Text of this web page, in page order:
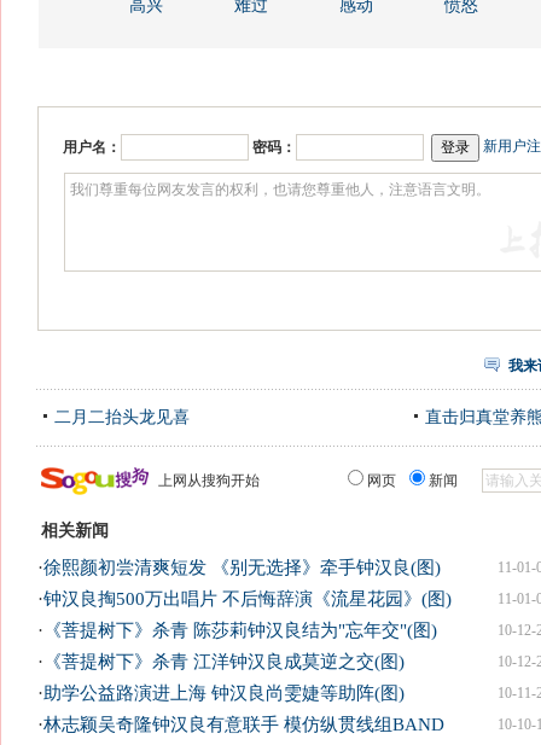
高兴 难过 感动 愤怒
用户名： 密码： 新用户
我来
二月二抬头龙见喜 直击归真堂养
上网从搜狗开始 网页 新闻
相关新闻
11-01-
·徐熙颜初尝清爽短发 《别无选择》牵手钟汉良(图)
11-01-
·钟汉良掏500万出唱片 不后悔辞演《流星花园》(图)
10-12-
· 《菩提树下》杀青 陈莎莉钟汉良结为"忘年交"(图)
10-12-
· 《菩提树下》杀青 江洋钟汉良成莫逆之交(图)
10-11-
·助学公益路演进上海 钟汉良尚雯婕等助阵(图)
10-10-
·林志颖吴奇隆钟汉良有意联手 模仿纵贯线组BAND